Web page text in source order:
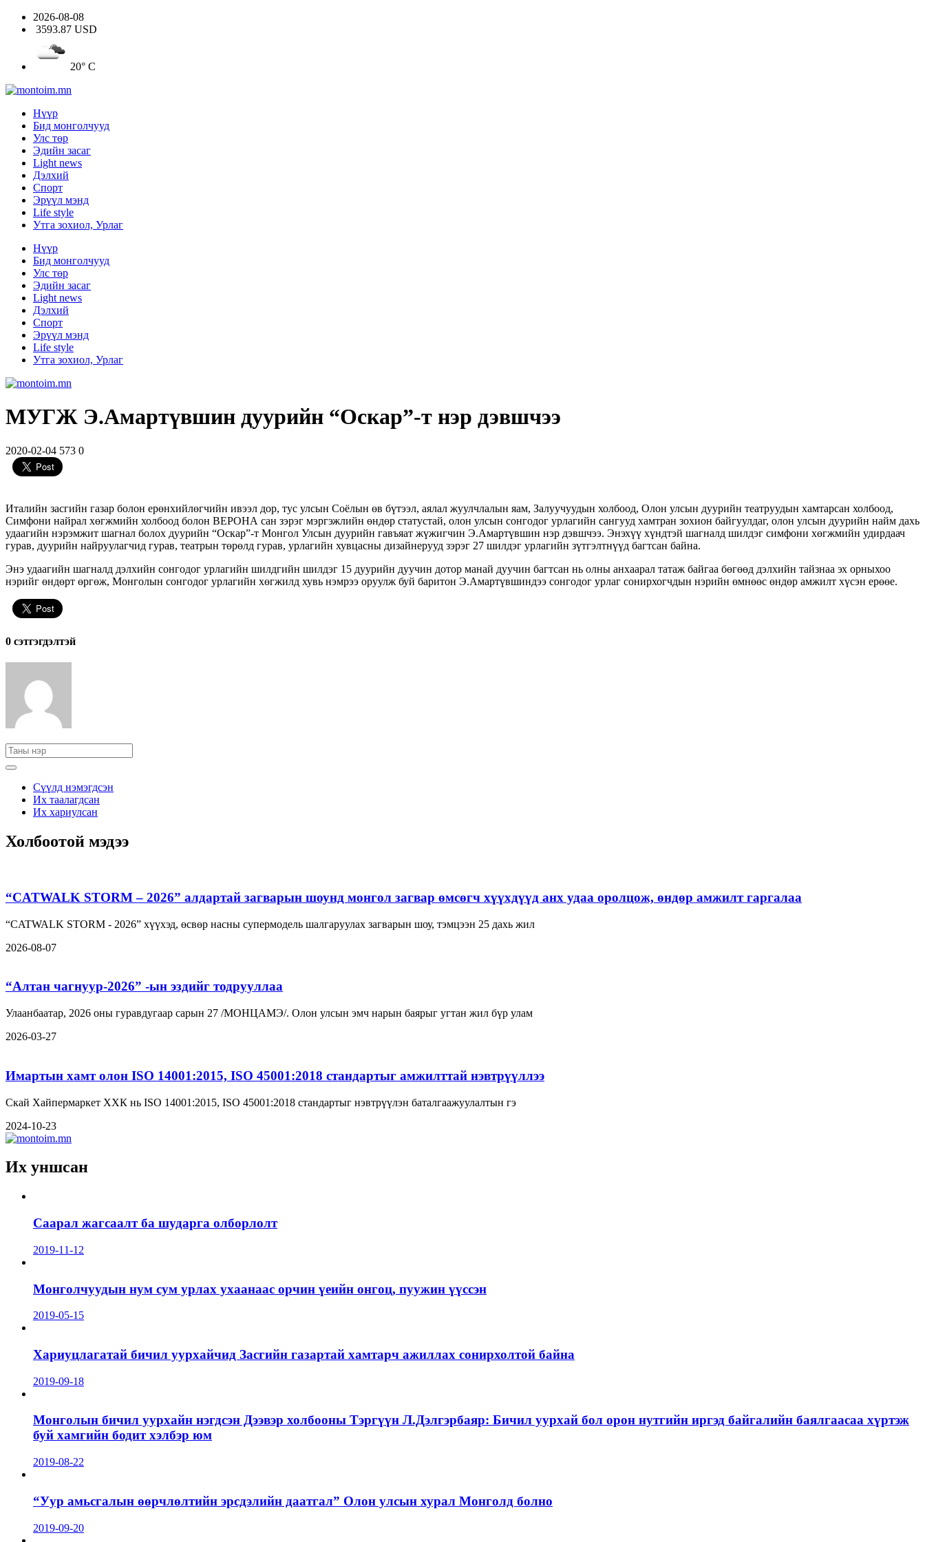
2026-08-08
3593.87 USD
20° C
Нүүр
Бид монголчууд
Улс төр
Эдийн засаг
Light news
Дэлхий
Спорт
Эрүүл мэнд
Life style
Утга зохиол, Урлаг
Нүүр
Бид монголчууд
Улс төр
Эдийн засаг
Light news
Дэлхий
Спорт
Эрүүл мэнд
Life style
Утга зохиол, Урлаг
МУГЖ Э.Амартүвшин дуурийн “Оскар”-т нэр дэвшчээ
2020-02-04 573 0
Италийн засгийн газар болон ерөнхийлөгчийн ивээл дор, тус улсын Соёлын өв бүтээл, аялал жуулчлалын яам, Залуучуудын холбоод, Олон улсын дуурийн театруудын хамтарсан холбоод,
Симфони найрал хөгжмийн холбоод болон ВЕРОНА сан зэрэг мэргэжлийн өндөр статустай, олон улсын сонгодог урлагийн сангууд хамтран зохион байгуулдаг, олон улсын дуурийн найм дахь
удаагийн нэрэмжит шагнал болох дуурийн “Оскар”-т Монгол Улсын дуурийн гавъяат жүжигчин Э.Амартүвшин нэр дэвшчээ. Энэхүү хүндтэй шагналд шилдэг симфони хөгжмийн удирдаач
гурав, дуурийн найруулагчид гурав, театрын төрөлд гурав, урлагийн хувцасны дизайнерууд зэрэг 27 шилдэг урлагийн зүтгэлтнүүд багтсан байна.
Энэ удаагийн шагналд дэлхийн сонгодог урлагийн шилдгийн шилдэг 15 дуурийн дуучин дотор манай дуучин багтсан нь олны анхаарал татаж байгаа бөгөөд дэлхийн тайзнаа эх орныхоо
нэрийг өндөрт өргөж, Монголын сонгодог урлагийн хөгжилд хувь нэмрээ оруулж буй баритон Э.Амартүвшиндээ сонгодог урлаг сонирхогчдын нэрийн өмнөөс өндөр амжилт хүсэн ерөөе.
0 cэтгэгдэлтэй
Сүүлд нэмэгдсэн
Их таалагдсан
Их хариулсан
Холбоотой мэдээ
“CATWALK STORM – 2026” алдартай загварын шоунд монгол загвар өмсөгч хүүхдүүд анх удаа оролцож, өндөр амжилт гаргалаа
“CATWALK STORM - 2026” хүүхэд, өсвөр насны супермодель шалгаруулах загварын шоу, тэмцээн 25 дахь жил
2026-08-07
“Алтан чагнуур-2026” -ын эздийг тодрууллаа
Улаанбаатар, 2026 оны гуравдугаар сарын 27 /МОНЦАМЭ/. Олон улсын эмч нарын баярыг угтан жил бүр улам
2026-03-27
Имартын хамт олон ISO 14001:2015, ISO 45001:2018 стандартыг амжилттай нэвтрүүллээ
Скай Хайпермаркет ХХК нь ISO 14001:2015, ISO 45001:2018 стандартыг нэвтрүүлэн баталгаажуулалтын гэ
2024-10-23
Их уншсан
Саарал жагсаалт ба шударга олборлолт
2019-11-12
Монголчуудын нум сум урлах ухаанаас орчин үеийн онгоц, пуужин үүссэн
2019-05-15
Хариуцлагатай бичил уурхайчид Засгийн газартай хамтарч ажиллах сонирхолтой байна
2019-09-18
Монголын бичил уурхайн нэгдсэн Дээвэр холбооны Тэргүүн Л.Дэлгэрбаяр: Бичил уурхай бол орон нутгийн иргэд байгалийн баялгаасаа хүртэж
буй хамгийн бодит хэлбэр юм
2019-08-22
“Уур амьсгалын өөрчлөлтийн эрсдэлийн даатгал” Олон улсын хурал Монголд болно
2019-09-20